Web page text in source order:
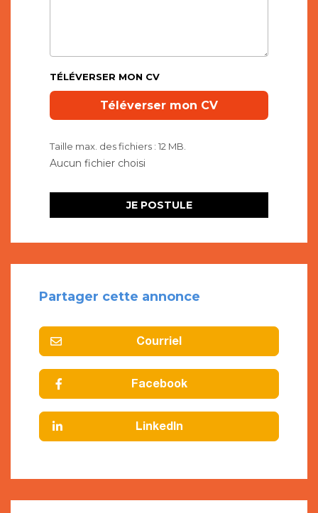
TÉLÉVERSER MON CV
Taille max. des fichiers : 12 MB.
Partager cette annonce
Courriel
Facebook
LinkedIn